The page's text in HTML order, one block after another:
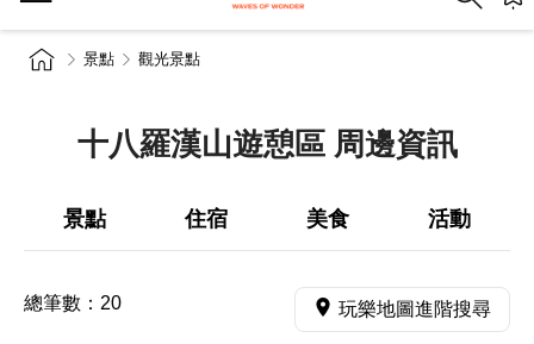
景點 觀光景點
十八羅漢山遊憩區 周邊資訊
景點 住宿 美食 活動
總筆數： 20 玩樂地圖進階搜尋